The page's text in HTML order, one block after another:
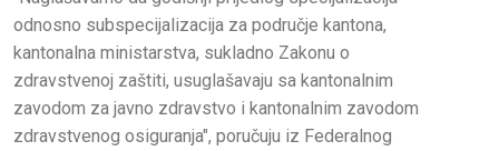
odnosno subspecijalizacija za područje kantona,
kantonalna ministarstva, sukladno Zakonu o
zdravstvenoj zaštiti, usuglašavaju sa kantonalnim
zavodom za javno zdravstvo i kantonalnim zavodom
zdravstvenog osiguranja", poručuju iz Federalnog